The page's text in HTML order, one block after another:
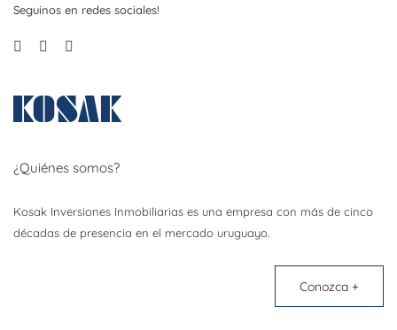
Seguinos en redes sociales!
¿Quiénes somos?
Kosak Inversiones Inmobiliarias es una empresa con más de cinco
décadas de presencia en el mercado uruguayo.
Conozca +